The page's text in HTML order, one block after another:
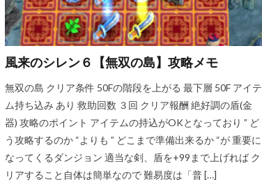
風来のシレン６【無双の島】攻略メモ
無双の島 クリア条件 50Fの階段を上がる 最下層 50F アイテ
ム持ち込み あり 救助回数 ３回 クリア報酬 絶好調の盾(金
器) 攻略のポイント アイテムの持込がOKとなっており ” ど
う攻略するのか “よりも ” どこまで準備出来るか “が 重要に
なってくるダンジョン 適当な剣、盾を+99まで上げれば ク
リアすること自体は簡単なので 難易度は「普 […]